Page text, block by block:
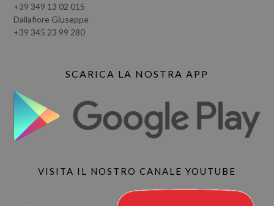
+39 349 13 02 015
Dallafiore Giuseppe
+39 345 23 99 280
SCARICA LA NOSTRA APP
VISITA IL NOSTRO CANALE YOUTUBE